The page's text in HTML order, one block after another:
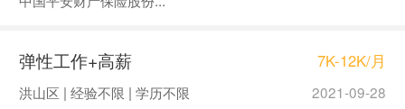
弹性工作+高薪 7K-12K/月
洪山区 | 经验不限 | 学历不限 2021-09-28